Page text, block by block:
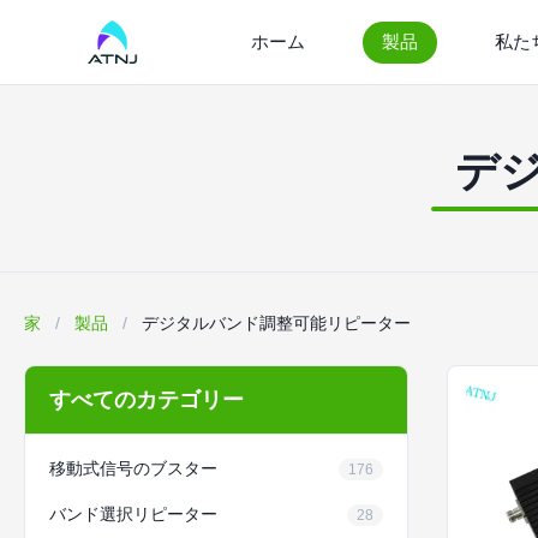
ホーム 製品 私た
デ
家 / 製品 / デジタルバンド調整可能リピーター
すべてのカテゴリー
移動式信号のブスター 176
バンド選択リピーター 28